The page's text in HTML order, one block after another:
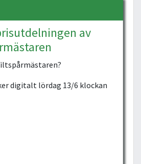
av
digitalt lördag 13/6 klockan